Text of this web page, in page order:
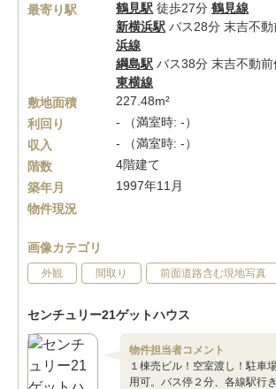
最寄り駅
鶴見駅 徒歩27分 鶴見線
新横浜駅 バス28分 末吉不
浜線
綱島駅 バス38分 末吉不動
東横線
敷地面積
227.48m²
利回り
- （満室時: -）
収入
- （満室時: -）
階数
4階建て
築年月
1997年11月
物件現況
画像カテゴリ
外観 間取り 前面道路含む現地写真
センチュリー21ゲットハウス
物件担当者コメント
１棟売ビル！空室渡し！駐車
用可。バス停２分、各線駅行